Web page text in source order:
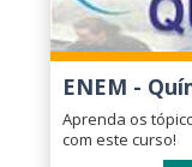
ENEM -
Aprenda os
com este curso!